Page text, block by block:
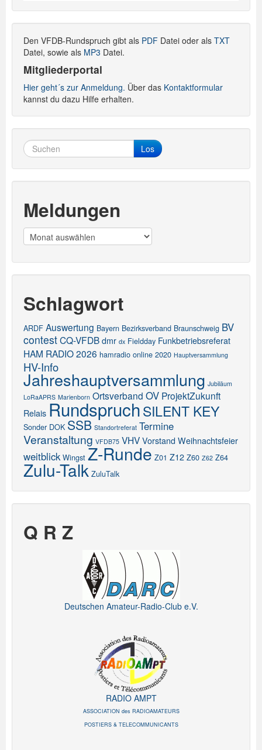
Den VFDB-Rundspruch gibt als PDF Datei oder als TXT
Datei, sowie als MP3 Datei.
Mitgliederportal
Hier geht´s zur Anmeldung. Über das Kontaktformular
kannst du dazu Hilfe erhalten.
Los
Meldungen
Meldungen
Schlagwort
ARDF Auswertung Bayern Bezirksverband Braunschweig BV
contestCQ-VFDB dmr dx Fieldday Funkbetriebsreferat
HAM RADIO 2026 hamradio online 2020 Hauptversammlung
HV-Info
Jahreshauptversammlung Jubiläum
LoRaAPRS Marienborn Ortsverband OV ProjektZukunft
Relais RundspruchSILENT KEY
Sonder DOK SSB Standortreferat Termine
Veranstaltung VFDB75 VHV Vorstand Weihnachtsfeier
weitblick Wingst Z-Runde Z01 Z12 Z60 Z62 Z64
Zulu-Talk ZuluTalk
Q R Z
Deutschen Amateur-Radio-Club e.V.
RADIO AMPT
ASSOCIATION des RADIOAMATEURS
POSTIERS & TELECOMMUNICANTS